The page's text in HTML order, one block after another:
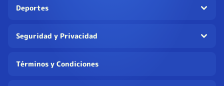
Deportes
Seguridad y Privacidad
Términos y Condiciones